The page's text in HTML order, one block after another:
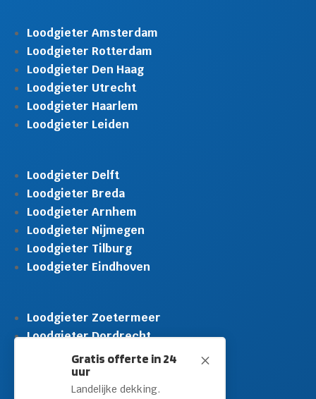
M
Gratis offerte in 24
uur
Landelijke dekking.
Loodgieter Amsterdam
Loodgieter Rotterdam
Loodgieter Den Haag
Loodgieter Utrecht
Loodgieter Haarlem
Loodgieter Leiden
Loodgieter Delft
Loodgieter Breda
Loodgieter Arnhem
Loodgieter Nijmegen
Loodgieter Tilburg
Loodgieter Eindhoven
Loodgieter Zoetermeer
Loodgieter Dordrecht
Loodgieter Rijswijk
Loodgieter Schiedam
Loodgieter Leidschendam